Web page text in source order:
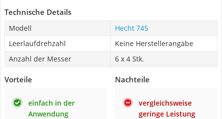
Technische Details
Modell
Hecht 745
Leerlaufdrehzahl
Keine Herstellerangabe
Anzahl der Messer
6 x 4 Stk.
Vorteile
einfach in der
Anwendung
Nachteile
vergleichsweise
geringe Leistung